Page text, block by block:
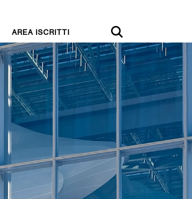
AREA ISCRITTI